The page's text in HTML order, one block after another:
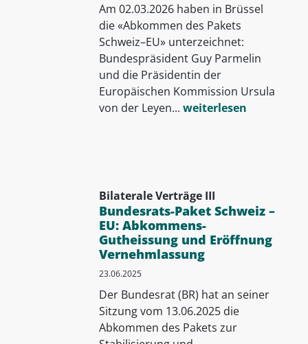
Am 02.03.2026 haben in Brüssel
die «Abkommen des Pakets
Schweiz–EU» unterzeichnet:
Bundespräsident Guy Parmelin
und die Präsidentin der
Europäischen Kommission Ursula
von der Leyen... weiterlesen
Bilaterale Verträge III
Bundesrats-Paket Schweiz –
EU: Abkommens-
Gutheissung und Eröffnung
Vernehmlassung
23.06.2025
Der Bundesrat (BR) hat an seiner
Sitzung vom 13.06.2025 die
Abkommen des Pakets zur